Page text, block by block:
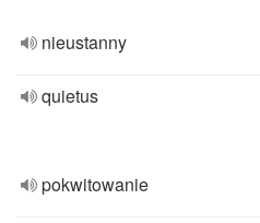
nieustanny
quietus
pokwitowanie